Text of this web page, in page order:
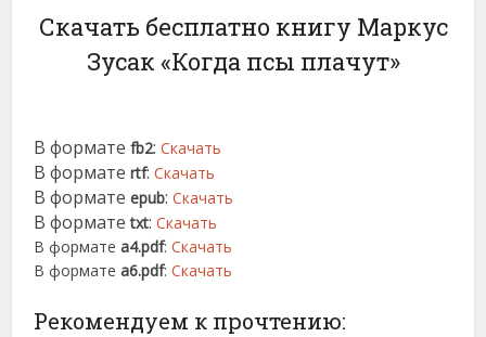
Скачать бесплатно книгу Маркус
Зусак «Когда псы плачут»
В форматеfb2:Скачать
В форматеrtf:Скачать
В форматеepub:Скачать
В форматеtxt:Скачать
В форматеa4.pdf:Скачать
В форматеa6.pdf:Скачать
Рекомендуем к прочтению: